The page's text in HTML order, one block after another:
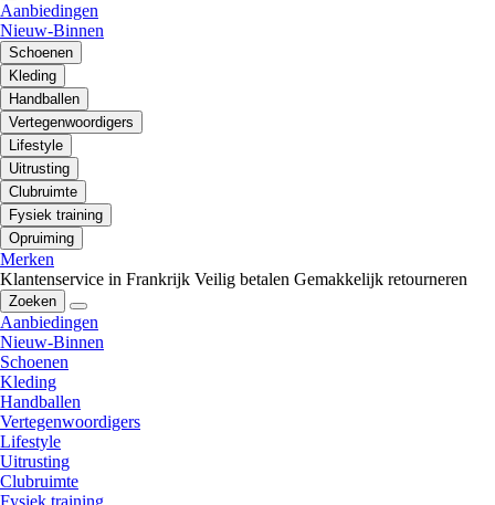
Aanbiedingen
Nieuw-Binnen
Schoenen
Kleding
Handballen
Vertegenwoordigers
Lifestyle
Uitrusting
Clubruimte
Fysiek training
Opruiming
Merken
Klantenservice in Frankrijk Veilig betalen Gemakkelijk retourneren
Zoeken
Aanbiedingen
Nieuw-Binnen
Schoenen
Kleding
Handballen
Vertegenwoordigers
Lifestyle
Uitrusting
Clubruimte